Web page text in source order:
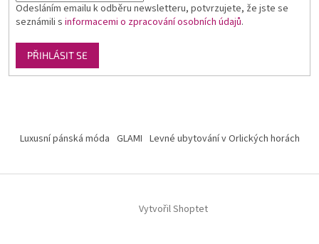
Odesláním emailu k odběru newsletteru, potvrzujete, že jste se
seznámili s informacemi o zpracování osobních údajů.
PŘIHLÁSIT SE
Luxusní pánská móda GLAMI Levné ubytování v Orlických horách
Vytvořil Shoptet